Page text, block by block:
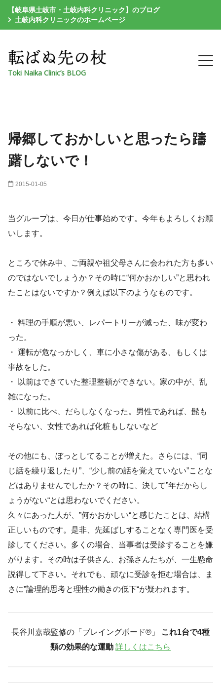
【岐阜県土岐市・土岐内科クリニック】のブログ
土岐内科クリニックのホームページ
Toki Naika Clinic’s BLOG
帰郷しておかしいと思ったら躊
躇しないで！
2015-01-05
当グループは、今日が仕事始めです。今年もよろしくお願
いします。
ところで休み中、ご両親や祖父母さんに会われた方も多い
のではないでしょうか？その時に“何かおかしい”と思われ
たことはないですか？例えば以下のようなものです。
・ 料理の手順が悪い、レパートリーが減った、味が変わ
った。
・ 運転が危なっかしく、車に小さな傷がある、もしくは
事故をした。
・ 以前はできていた整理整頓ができない。家の中が、乱
雑になった。
・ 以前に比べ、だらしなくなった。男性であれば、髭も
そらない、女性であれば化粧もしないなど
その他にも、ぼっとしてることが増えた。さらには、“同
じ話を繰り返したり”、“少し前の話を覚えていない”ことな
どはありませんでしたか？その時に、決して”年だからし
ょうがない“とは思わないでください。
久々にあった人が、”何かおかしい“と感じたことは、結構
正しいものです。是非、先延ばしすることなく専門医を受
診してください。多くの場合、当事者は受診することを嫌
がります。その時は子供さん、お孫さんたちが、一生懸命
説得して下さい。それでも、頑なに受診を拒む場合は、ま
さに”論理的思考と理性の働きの低下“が疑われます。
長谷川嘉哉監修の「ブレイングボード®︎」
これ1台で4種
類の効果的な運動 詳しくはこちら